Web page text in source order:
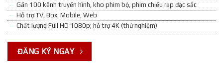
Gần 100 kênh truyền hình, kho phim bộ, phim chiếu rạp đặc sắc
Hỗ trợ TV, Box, Mobile, Web
Chất lượng Full HD 1080p; hỗ trợ 4K (thử nghiệm)
ĐĂNG KÝ NGAY